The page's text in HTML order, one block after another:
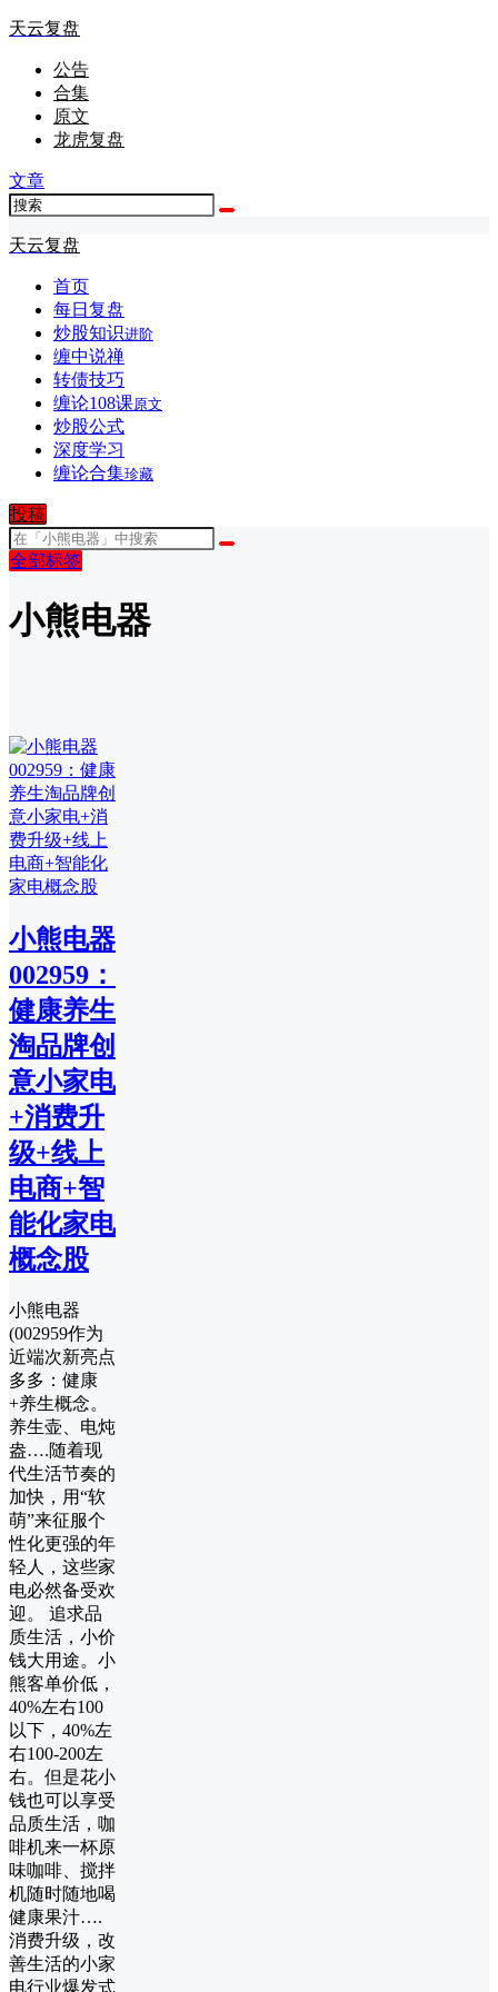
天云复盘
公告
合集
原文
龙虎复盘
文章
天云复盘
首页
每日复盘
炒股知识进阶
缠中说禅
转债技巧
缠论108课原文
炒股公式
深度学习
缠论合集珍藏
投稿
全部标签
小熊电器
小熊电器
002959：
健康养生
淘品牌创
意小家电
+消费升
级+线上
电商+智
能化家电
概念股
小熊电器
(002959作为
近端次新亮点
多多：健康
+养生概念。
养生壶、电炖
盎….随着现
代生活节奏的
加快，用“软
萌”来征服个
性化更强的年
轻人，这些家
电必然备受欢
迎。 追求品
质生活，小价
钱大用途。小
熊客单价低，
40%左右100
以下，40%左
右100-200左
右。但是花小
钱也可以享受
品质生活，咖
啡机来一杯原
味咖啡、搅拌
机随时随地喝
健康果汁….
消费升级，改
善生活的小家
电行业爆发式